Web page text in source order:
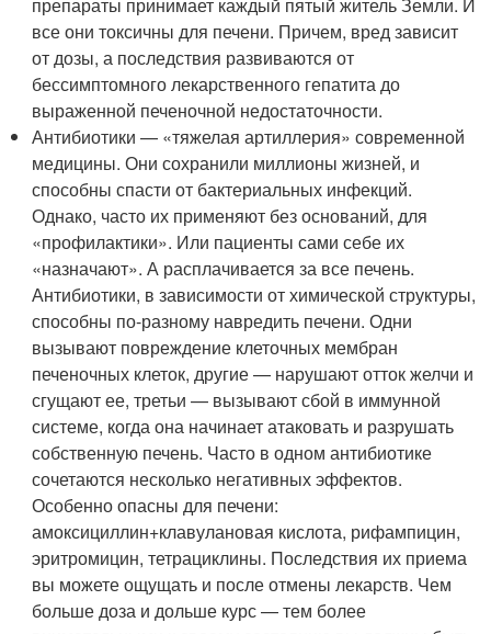
все они токсичны для печени. Причем, вред зависит
от дозы, а последствия развиваются от
бессимптомного лекарственного гепатита до
выраженной печеночной недостаточности.
Антибиотики — «тяжелая артиллерия» современной
медицины. Они сохранили миллионы жизней, и
способны спасти от бактериальных инфекций.
Однако, часто их применяют без оснований, для
«профилактики». Или пациенты сами себе их
«назначают». А расплачивается за все печень.
Антибиотики, в зависимости от химической структуры,
способны по-разному навредить печени. Одни
вызывают повреждение клеточных мембран
печеночных клеток, другие — нарушают отток желчи и
сгущают ее, третьи — вызывают сбой в иммунной
системе, когда она начинает атаковать и разрушать
собственную печень. Часто в одном антибиотике
сочетаются несколько негативных эффектов.
Особенно опасны для печени:
амоксициллин+клавулановая кислота, рифампицин,
эритромицин, тетрациклины. Последствия их приема
вы можете ощущать и после отмены лекарств. Чем
больше доза и дольше курс — тем более